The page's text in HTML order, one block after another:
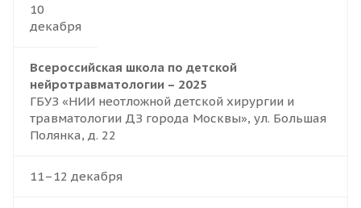
10
декабря
Всероссийская школа по детской
нейротравматологии – 2025
ГБУЗ «НИИ неотложной детской хирургии и
травматологии ДЗ города Москвы», ул. Большая
Полянка, д. 22
11–12 декабря